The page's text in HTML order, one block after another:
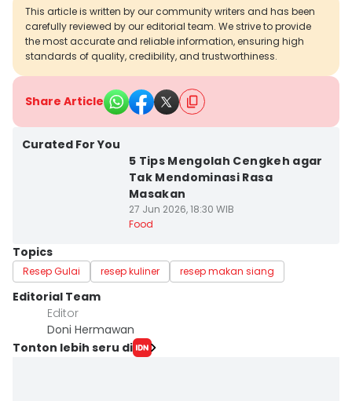
This article is written by our community writers and has been
carefully reviewed by our editorial team. We strive to provide
the most accurate and reliable information, ensuring high
standards of quality, credibility, and trustworthiness.
Share Article
Curated For You
5 Tips Mengolah Cengkeh agar
Tak Mendominasi Rasa
Masakan
27 Jun 2026, 18:30 WIB
Food
Topics
Resep Gulai resep kuliner resep makan siang
Editorial Team
Editor
Doni Hermawan
Tonton lebih seru di